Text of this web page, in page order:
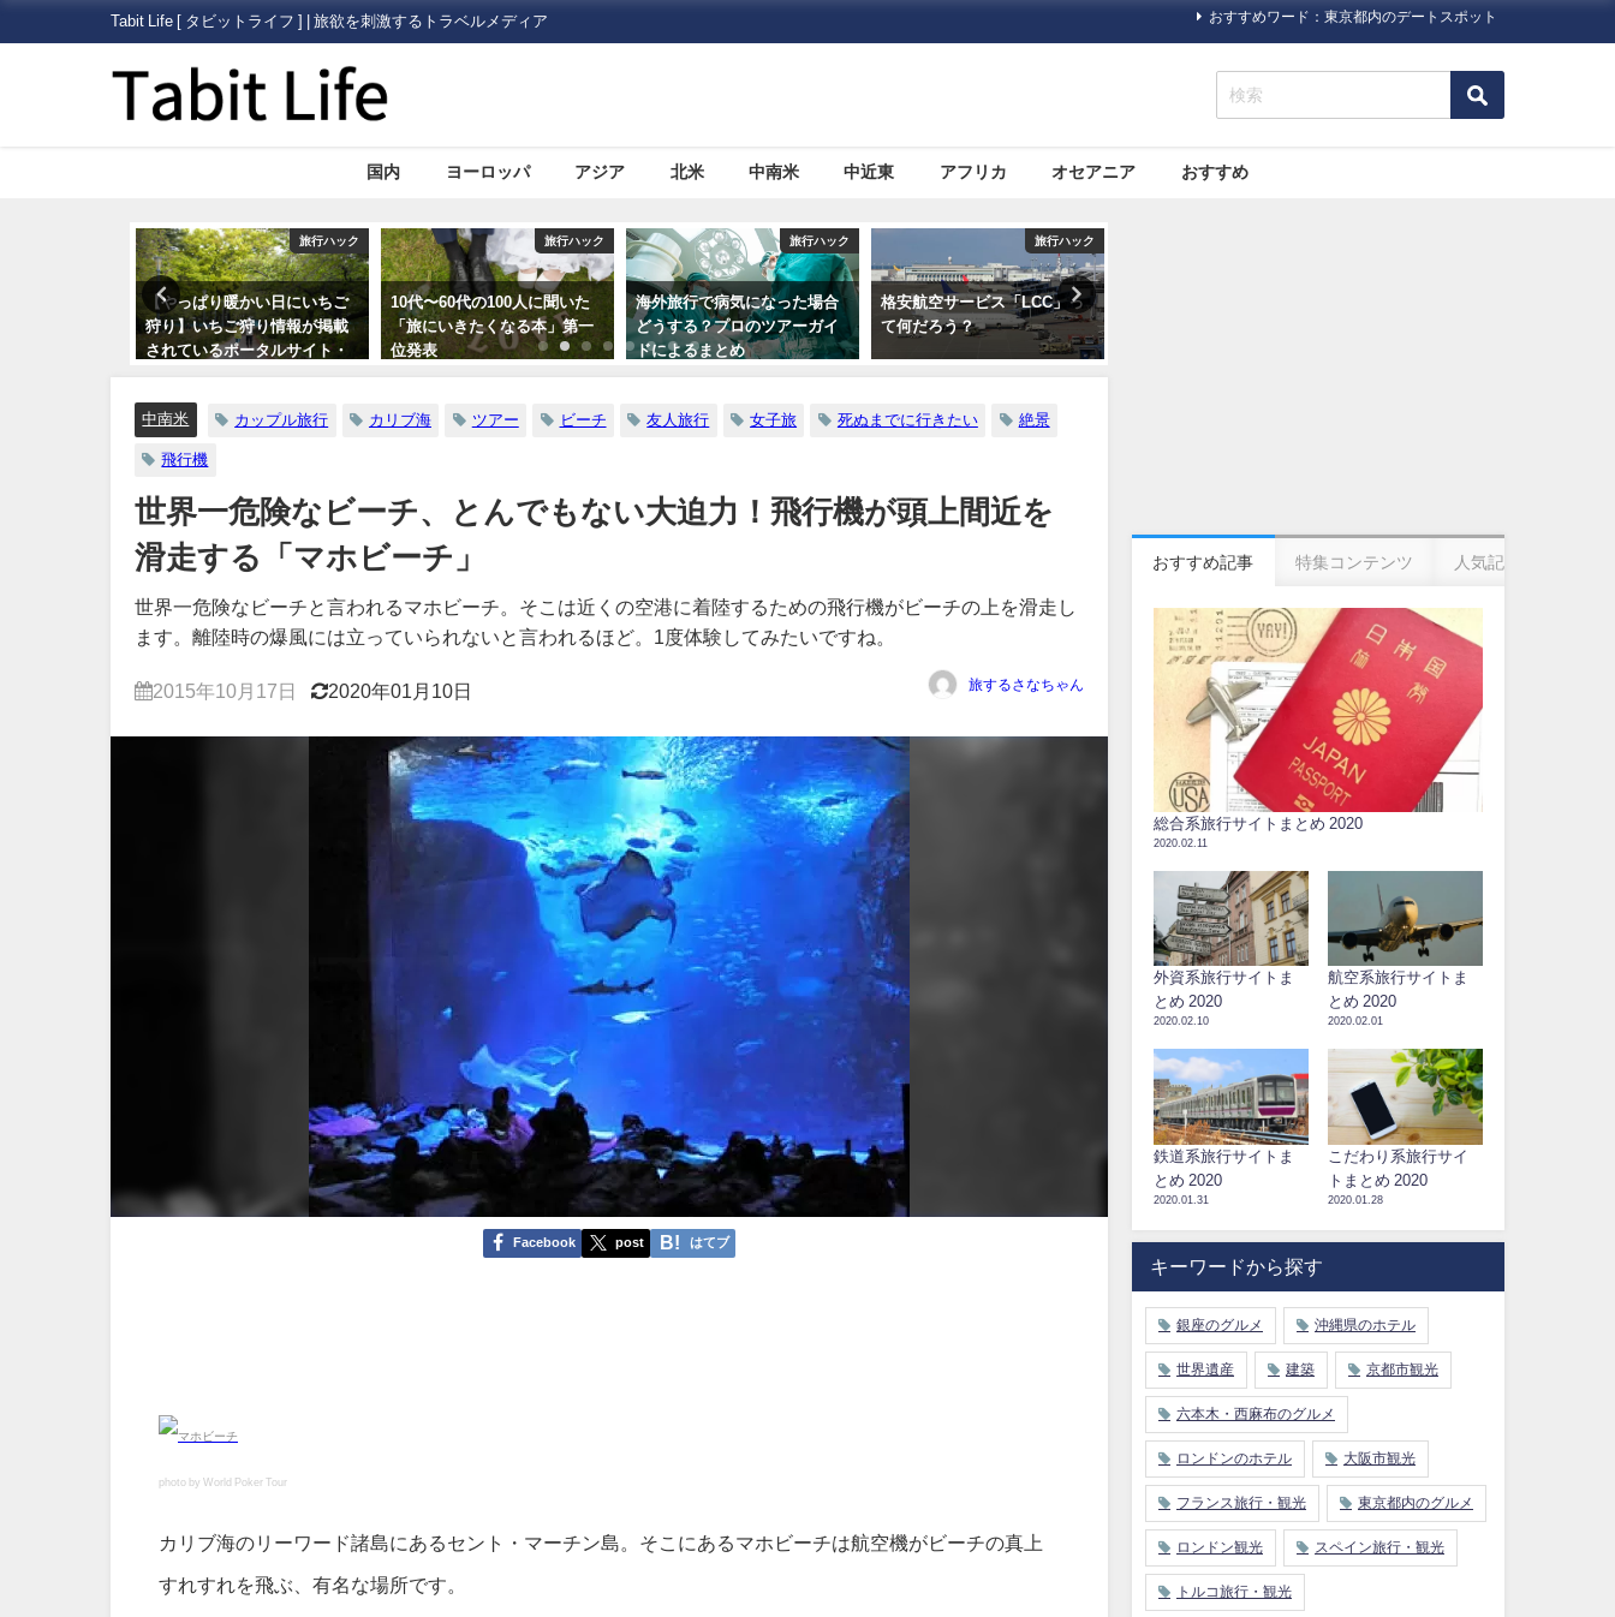
Tabit Life [ タビットライフ ] | 旅欲を刺激するトラベルメディア おすすめワード：東京都内のデートスポット
国内 ヨーロッパ アジア 北米 中南米 中近東 アフリカ オセアニア おすすめ
旅行ハック
【やっぱり暖かい日にいちご
狩り】いちご狩り情報が掲載
されているポータルサイト・
情報サイトまとめ5つ
旅行ハック
10代〜60代の100人に聞いた
「旅にいきたくなる本」第一
位発表
旅行ハック
海外旅行で病気になった場合
どうする？プロのツアーガイ
ドによるまとめ
格安航空サービス「LCC」っ
て何だろう？
海外旅行に必須！日本の「パ
スポート（旅券）」について
中南米 カップル旅行 カリブ海 ツアー ビーチ 友人旅行 女子旅 死ぬまでに行きたい 絶景
飛行機
世界一危険なビーチ、とんでもない大迫力！飛行機が頭上間近を
滑走する「マホビーチ」
世界一危険なビーチと言われるマホビーチ。そこは近くの空港に着陸するための飛行機がビーチの上を滑走し
ます。離陸時の爆風には立っていられないと言われるほど。1度体験してみたいですね。
2015年10月17日 2020年01月10日 旅するさなちゃん
Facebook post はてブ
photo by World Poker Tour
カリブ海のリーワード諸島にあるセント・マーチン島。そこにあるマホビーチは航空機がビーチの真上
すれすれを飛ぶ、有名な場所です。
おすすめ記事 特集コンテンツ 人気記事
総合系旅行サイトまとめ 2020
2020.02.11
外資系旅行サイトま
とめ 2020
2020.02.10
航空系旅行サイトま
とめ 2020
2020.02.01
鉄道系旅行サイトま
とめ 2020
2020.01.31
こだわり系旅行サイ
トまとめ 2020
2020.01.28
キーワードから探す
銀座のグルメ 沖縄県のホテル
世界遺産 建築 京都市観光
六本木・西麻布のグルメ
ロンドンのホテル 大阪市観光
フランス旅行・観光 東京都内のグルメ
ロンドン観光 スペイン旅行・観光
トルコ旅行・観光